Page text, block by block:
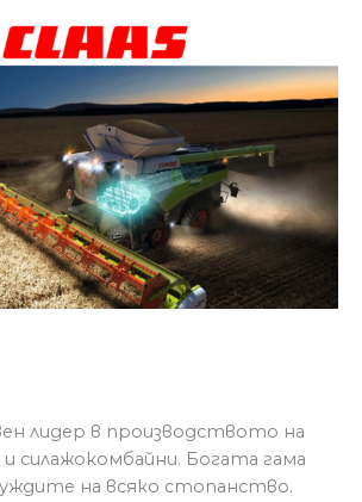
лидер в производството на
силажокомбайни. Богата гама
на всяко стопанство.